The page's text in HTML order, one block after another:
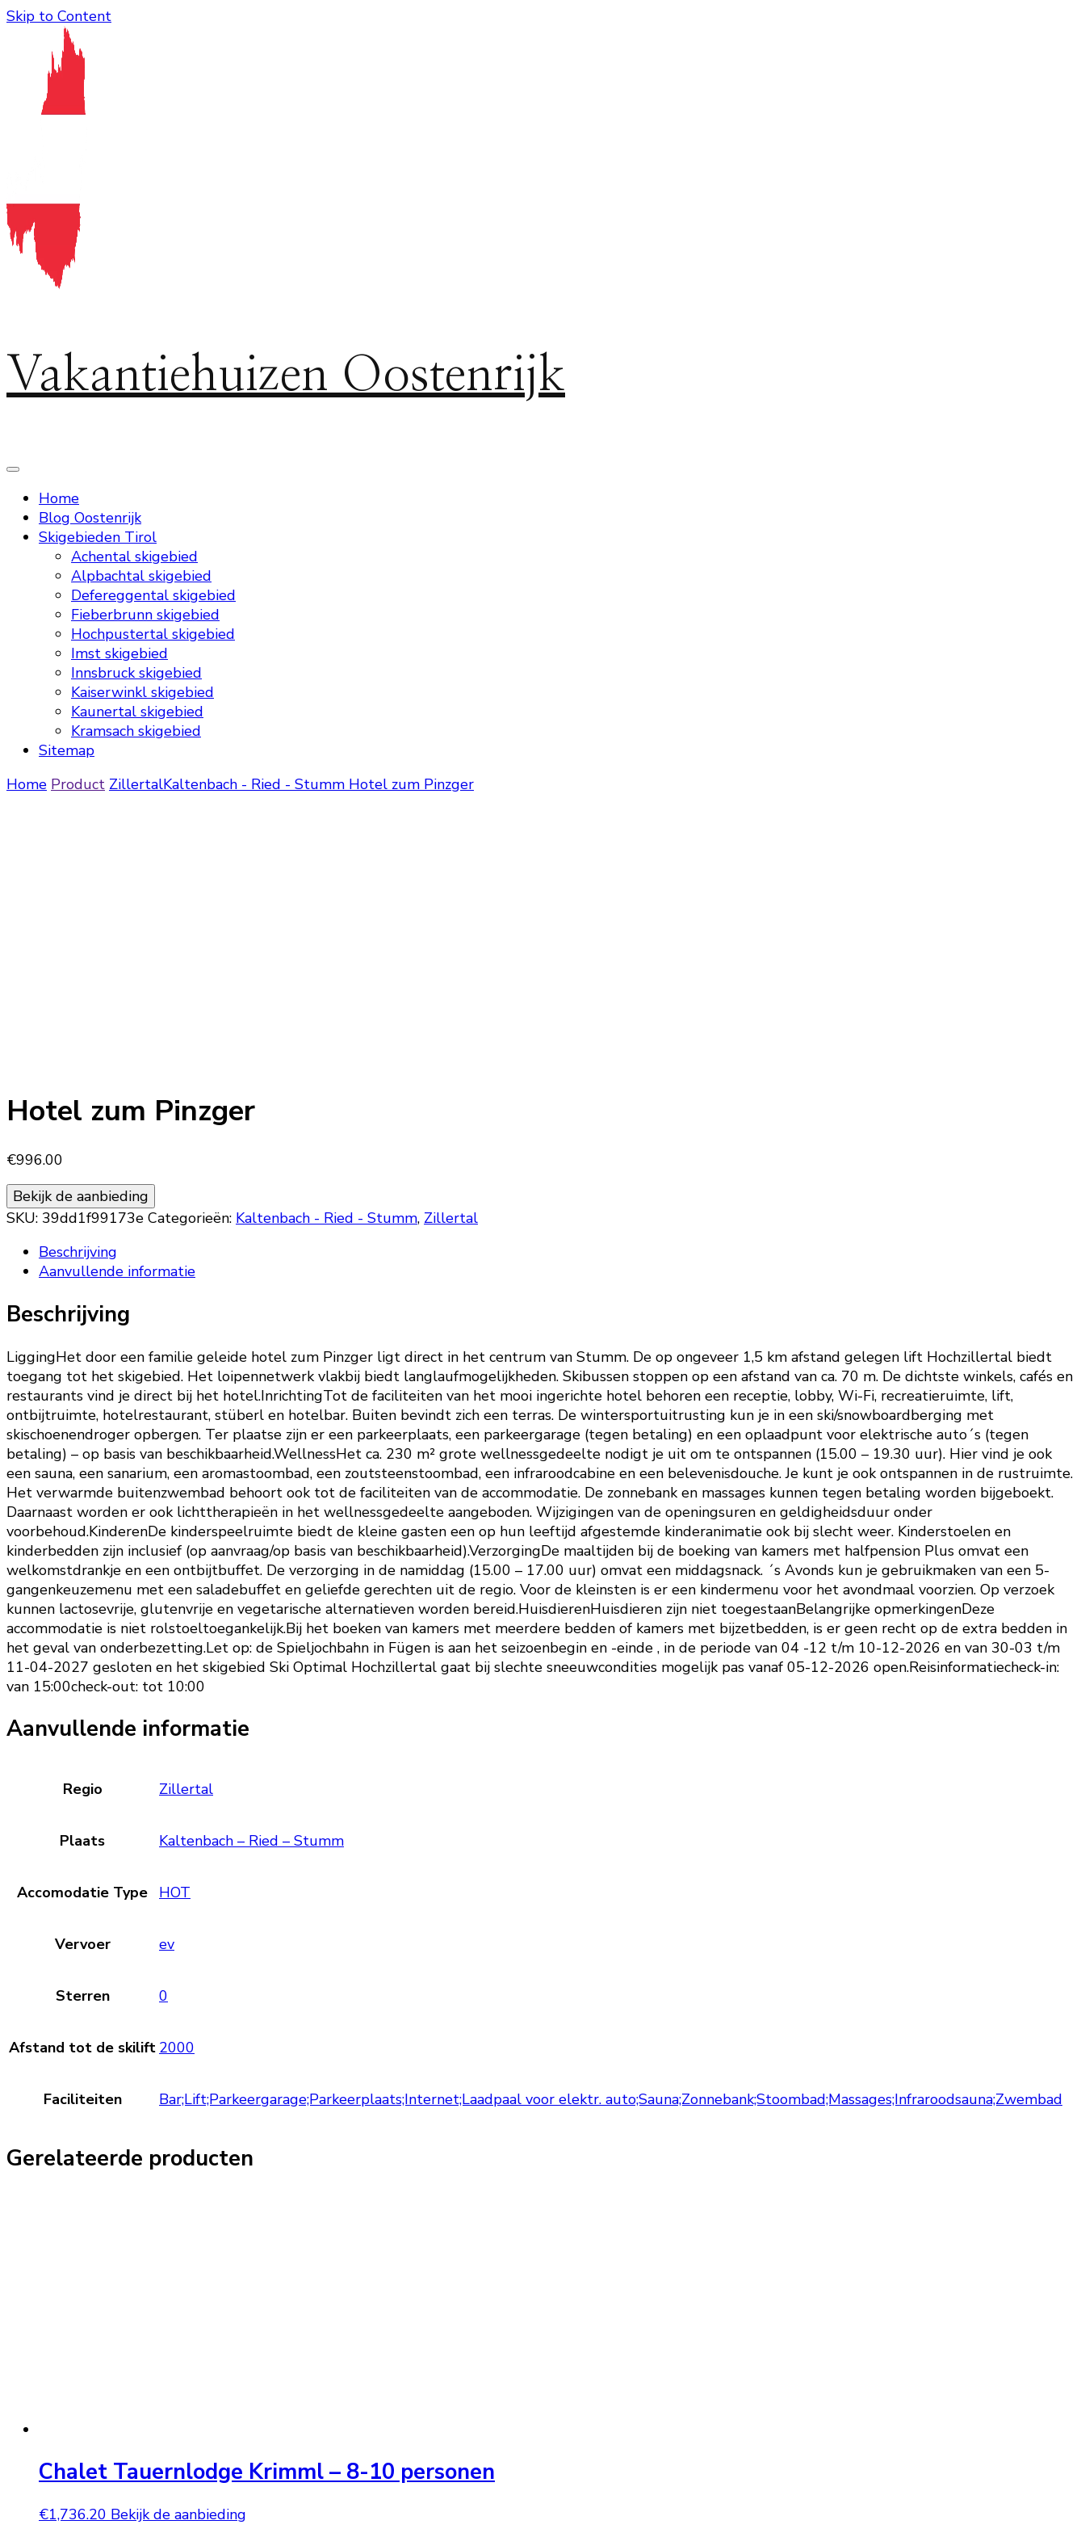
Skip to Content
Vakantiehuizen Oostenrijk
Home
Blog Oostenrijk
Skigebieden Tirol
Achental skigebied
Alpbachtal skigebied
Defereggental skigebied
Fieberbrunn skigebied
Hochpustertal skigebied
Imst skigebied
Innsbruck skigebied
Kaiserwinkl skigebied
Kaunertal skigebied
Kramsach skigebied
Sitemap
Home Product ZillertalKaltenbach - Ried - Stumm Hotel zum Pinzger
Hotel zum Pinzger
€996.00
Bekijk de aanbieding
SKU: 39dd1f99173e Categorieën: Kaltenbach - Ried - Stumm, Zillertal
Beschrijving
Aanvullende informatie
Beschrijving
LiggingHet door een familie geleide hotel zum Pinzger ligt direct in het centrum van Stumm. De op ongeveer 1,5 km afstand gelegen lift Hochzillertal biedt
toegang tot het skigebied. Het loipennetwerk vlakbij biedt langlaufmogelijkheden. Skibussen stoppen op een afstand van ca. 70 m. De dichtste winkels, cafés en
restaurants vind je direct bij het hotel.InrichtingTot de faciliteiten van het mooi ingerichte hotel behoren een receptie, lobby, Wi-Fi, recreatieruimte, lift,
ontbijtruimte, hotelrestaurant, stüberl en hotelbar. Buiten bevindt zich een terras. De wintersportuitrusting kun je in een ski/snowboardberging met
skischoenendroger opbergen. Ter plaatse zijn er een parkeerplaats, een parkeergarage (tegen betaling) en een oplaadpunt voor elektrische auto´s (tegen
betaling) – op basis van beschikbaarheid.WellnessHet ca. 230 m² grote wellnessgedeelte nodigt je uit om te ontspannen (15.00 – 19.30 uur). Hier vind je ook
een sauna, een sanarium, een aromastoombad, een zoutsteenstoombad, een infraroodcabine en een belevenisdouche. Je kunt je ook ontspannen in de rustruimte.
Het verwarmde buitenzwembad behoort ook tot de faciliteiten van de accommodatie. De zonnebank en massages kunnen tegen betaling worden bijgeboekt.
Daarnaast worden er ook lichttherapieën in het wellnessgedeelte aangeboden. Wijzigingen van de openingsuren en geldigheidsduur onder
voorbehoud.KinderenDe kinderspeelruimte biedt de kleine gasten een op hun leeftijd afgestemde kinderanimatie ook bij slecht weer. Kinderstoelen en
kinderbedden zijn inclusief (op aanvraag/op basis van beschikbaarheid).VerzorgingDe maaltijden bij de boeking van kamers met halfpension Plus omvat een
welkomstdrankje en een ontbijtbuffet. De verzorging in de namiddag (15.00 – 17.00 uur) omvat een middagsnack. ´s Avonds kun je gebruikmaken van een 5-
gangenkeuzemenu met een saladebuffet en geliefde gerechten uit de regio. Voor de kleinsten is er een kindermenu voor het avondmaal voorzien. Op verzoek
kunnen lactosevrije, glutenvrije en vegetarische alternatieven worden bereid.HuisdierenHuisdieren zijn niet toegestaanBelangrijke opmerkingenDeze
accommodatie is niet rolstoeltoegankelijk.Bij het boeken van kamers met meerdere bedden of kamers met bijzetbedden, is er geen recht op de extra bedden in
het geval van onderbezetting.Let op: de Spieljochbahn in Fügen is aan het seizoenbegin en -einde , in de periode van 04 -12 t/m 10-12-2026 en van 30-03 t/m
11-04-2027 gesloten en het skigebied Ski Optimal Hochzillertal gaat bij slechte sneeuwcondities mogelijk pas vanaf 05-12-2026 open.Reisinformatiecheck-in:
van 15:00check-out: tot 10:00
Aanvullende informatie
Regio Zillertal
Plaats Kaltenbach – Ried – Stumm
Accomodatie Type HOT
Vervoer ev
Sterren 0
Afstand tot de skilift 2000
Faciliteiten Bar;Lift;Parkeergarage;Parkeerplaats;Internet;Laadpaal voor elektr. auto;Sauna;Zonnebank;Stoombad;Massages;Infraroodsauna;Zwembad
Gerelateerde producten
Chalet Tauernlodge Krimml – 8-10 personen
€1,736.20 Bekijk de aanbieding